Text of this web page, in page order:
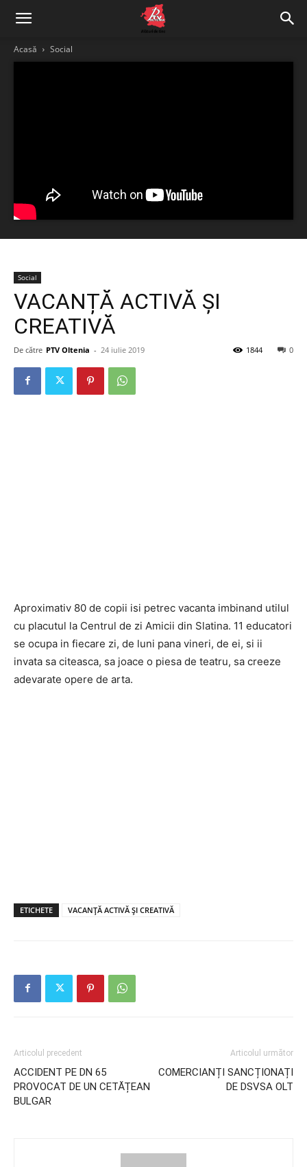
Acasă Social
Social
VACANȚĂ ACTIVĂ ȘI
CREATIVĂ
De către PTV Oltenia - 24 iulie 2019 0
1844
Aproximativ 80 de copii isi petrec vacanta imbinand utilul
cu placutul la Centrul de zi Amicii din Slatina. 11 educatori
se ocupa in fiecare zi, de luni pana vineri, de ei, si ii
invata sa citeasca, sa joace o piesa de teatru, sa creeze
adevarate opere de arta.
ETICHETE VACANȚĂ ACTIVĂ ȘI CREATIVĂ
Articolul precedent
ACCIDENT PE DN 65
PROVOCAT DE UN CETĂȚEAN
BULGAR
Articolul următor
COMERCIANȚI SANCȚIONAȚI
DE DSVSA OLT